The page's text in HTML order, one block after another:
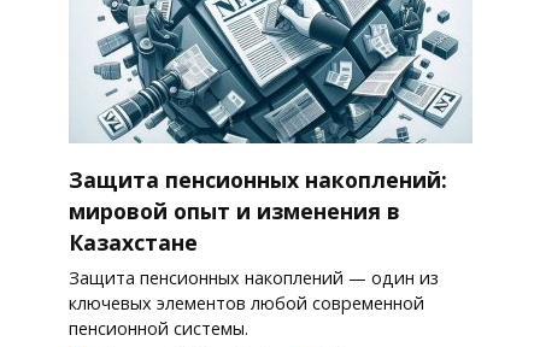
Защита пенсионных накоплений:
мировой опыт и изменения в
Казахстане
Защита пенсионных накоплений — один из
ключевых элементов любой современной
пенсионной системы.